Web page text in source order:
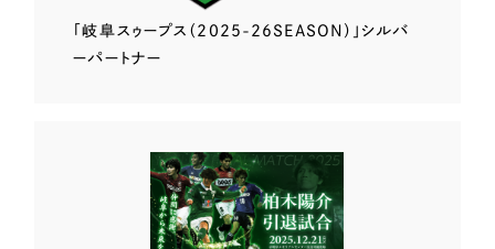
「岐阜スゥープス （2025-26SEASON）」 シルバ
ーパートナー